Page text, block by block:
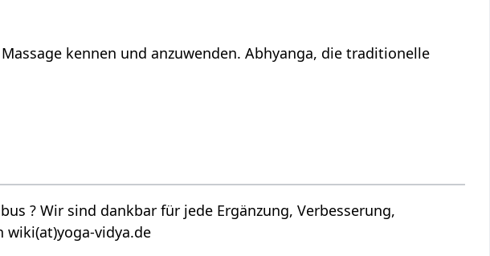
kennen und anzuwenden. Abhyanga, die traditionelle
wiki(at)yoga-vidya.de